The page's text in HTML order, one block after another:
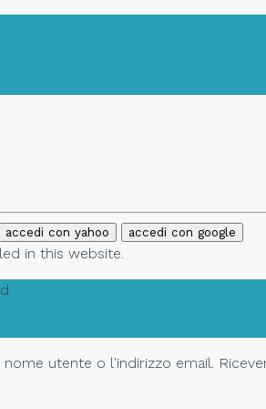
accedi con yahoo accedi con google
in this website.
utente o l'indirizzo email.